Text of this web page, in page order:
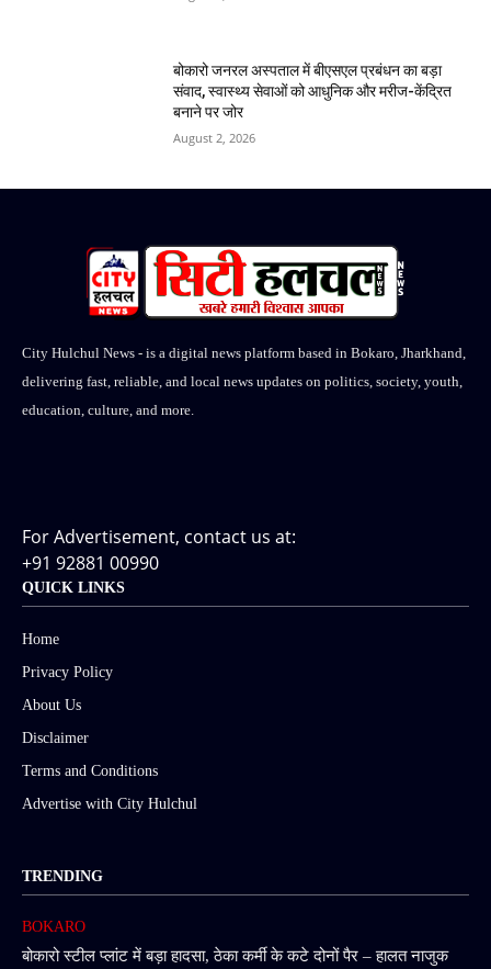
बोकारो जनरल अस्पताल में बीएसएल प्रबंधन का बड़ा
संवाद, स्वास्थ्य सेवाओं को आधुनिक और मरीज-केंद्रित
बनाने पर जोर
August 2, 2026
City Hulchul News - is a digital news platform based in Bokaro, Jharkhand,
delivering fast, reliable, and local news updates on politics, society, youth,
education, culture, and more.
For Advertisement, contact us at:
+91 92881 00990
QUICK LINKS
Home
Privacy Policy
About Us
Disclaimer
Terms and Conditions
Advertise with City Hulchul
TRENDING
BOKARO
बोकारो स्टील प्लांट में बड़ा हादसा, ठेका कर्मी के कटे दोनों पैर – हालत नाजुक